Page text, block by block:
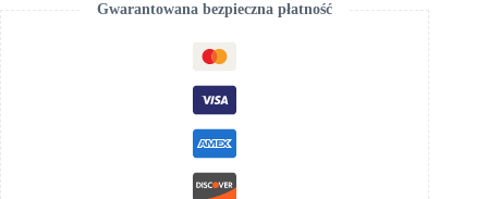
Gwarantowana bezpieczna płatność